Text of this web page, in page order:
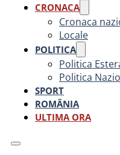
CRONACA
Cronaca
Locale
POLITICA
Politica
Politica
SPORT
ROMÂNIA
ULTIMA ORA